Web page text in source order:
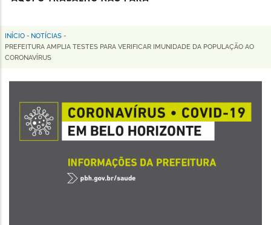
Horizonte
Trilha
de
navegação
INÍCIO - NOTÍCIAS -
PREFEITURA AMPLIA TESTES PARA VERIFICAR IMUNIDADE DA POPULAÇÃO AO
CORONAVÍRUS